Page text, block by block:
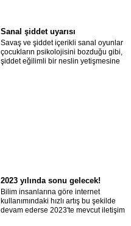
Sanal şiddet uyarısı
Savaş ve şiddet içerikli sanal oyunlar
çocukların psikolojisini bozduğu gibi,
şiddet eğilimli bir neslin yetişmesine
2023 yılında sonu gelecek!
Bilim insanlarına göre internet
kullanımındaki hızlı artış bu şekilde
devam ederse 2023'te mevcut iletişim